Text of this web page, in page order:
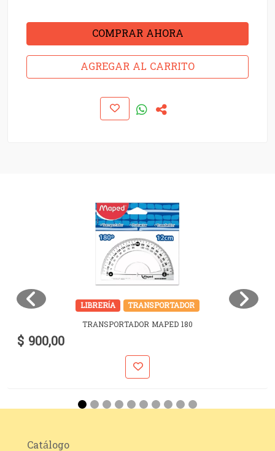
COMPRAR AHORA
AGREGAR AL CARRITO
LIBRERÍA
TRANSPORTADOR
TRANSPORTADOR MAPED 180
$ 900,00
Catálogo